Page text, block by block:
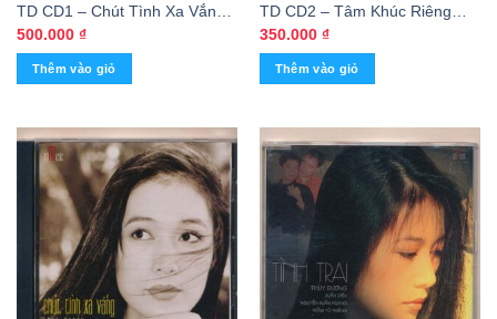
TD CD1 – Chút Tình Xa Vắng
– Thùy Dương (KGTH9)
500.000 ₫
Thêm vào giỏ
TD CD2 – Tâm Khúc Riêng
Cho Một Người – Thùy Dương
(KGTUS)
350.000 ₫
Thêm vào giỏ